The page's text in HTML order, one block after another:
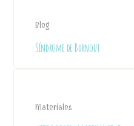
Blog
Síndrome de Burnout.
Materiales